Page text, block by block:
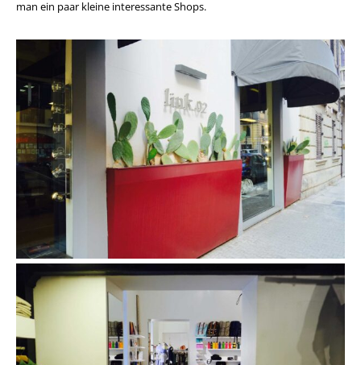
man ein paar kleine interessante Shops.